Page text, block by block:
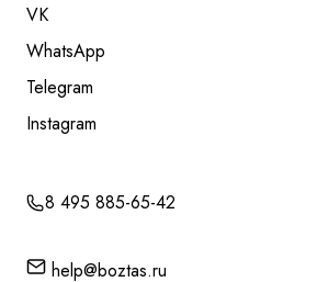
VK
WhatsApp
Telegram
Instagram
8 495 885-65-42
help@boztas.ru